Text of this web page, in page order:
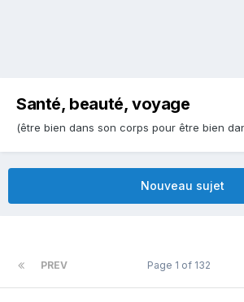
Santé, beauté, voyage
(être bien dans son corps pour être bien
Nouveau sujet
PREV Page 1 of 132